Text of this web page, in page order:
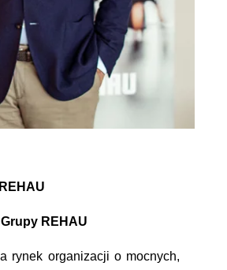
REHAU
rynek organizacji o mocnych,